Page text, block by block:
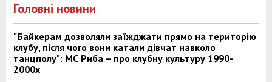
Головні новини
"Байкерам дозволяли заїжджати прямо на територію
клубу, після чого вони катали дівчат навколо
танцполу": МС Риба – про клубну культуру 1990-
2000х